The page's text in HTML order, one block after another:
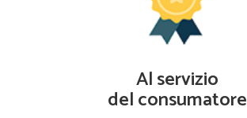
Al servizio
del consumatore